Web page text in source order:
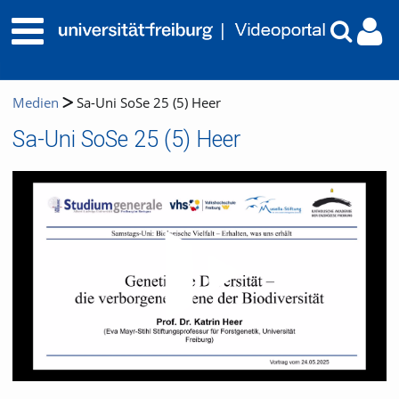
Medien Sa-Uni SoSe 25 (5) Heer
Sa-Uni SoSe 25 (5) Heer